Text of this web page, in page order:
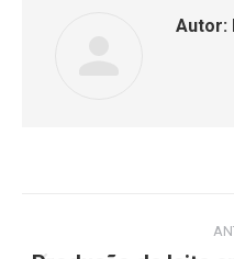
Autor: